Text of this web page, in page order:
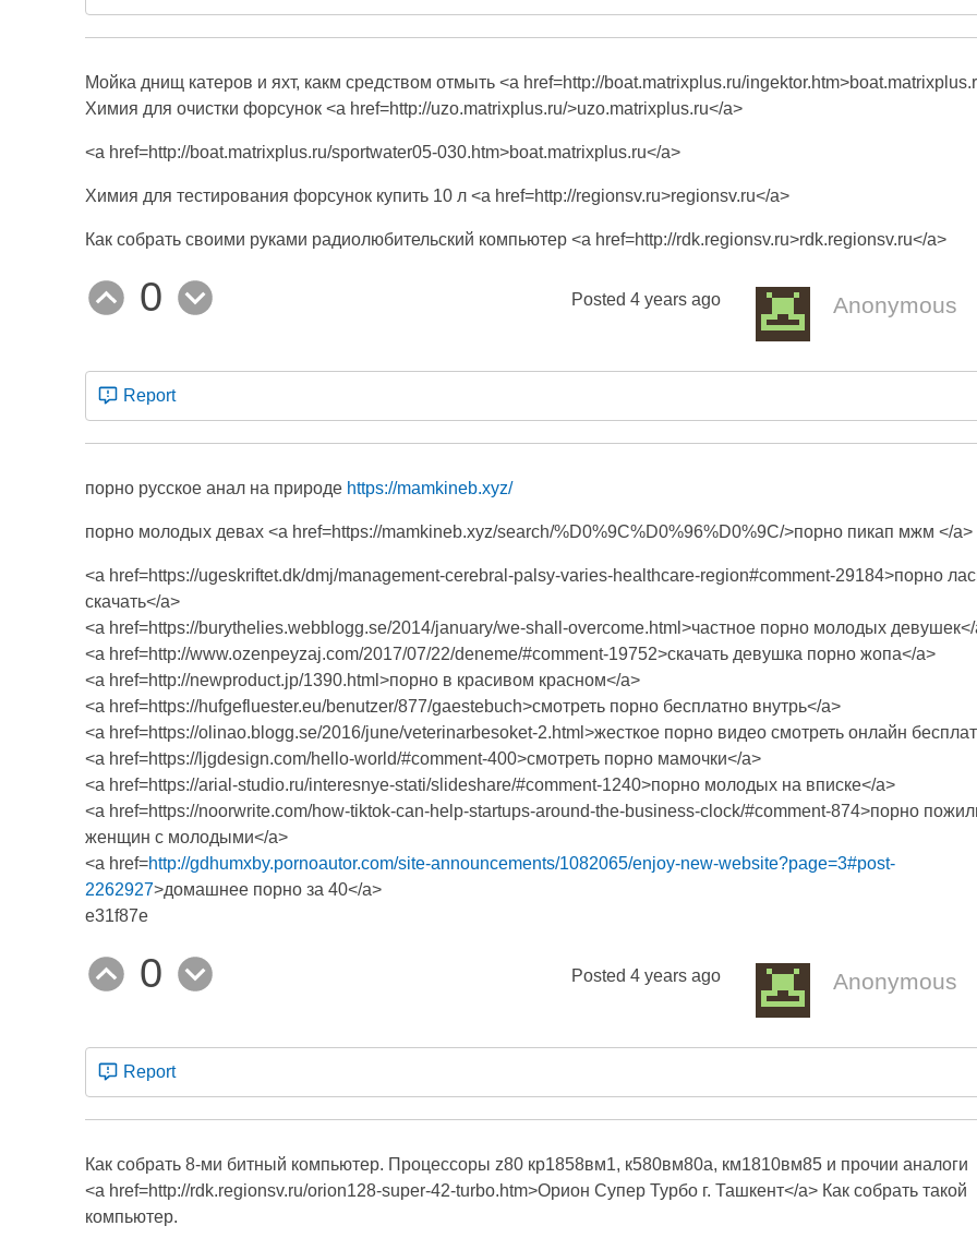
Мойка днищ катеров и яхт, какм средством отмыть <a href=http://boat.matrixplus.ru/
Химия для очистки форсунок <a href=http://uzo.matrixplus.ru/>uzo.matrixplus.ru</a>
<a href=http://boat.matrixplus.ru/sportwater05-030.htm>boat.matrixplus.ru</a>
Химия для тестирования форсунок купить 10 л <a href=http://regionsv.ru>regionsv.ru</a>
Как собрать своими руками радиолюбительский компьютер <a href=http://rdk.regionsv.ru>rdk.regionsv.ru</a>
0 Posted 4 years ago Anonymous
Report
порно русское анал на природе https://mamkineb.xyz/
порно молодых девах <a href=https://mamkineb.xyz/search/%D0%9C%D0%96%D0%9C/>порно пикап мжм </a>
<a href=https://ugeskriftet.dk/dmj/management-cerebral-palsy-varies-healthcare-region#comment-29184>порно
скачать</a>
<a href=https://burythelies.webblogg.se/2014/january/we-shall-overcome.html>частное порно молодых
<a href=http://www.ozenpeyzaj.com/2017/07/22/deneme/#comment-19752>скачать девушка порно жопа</a>
<a href=http://newproduct.jp/1390.html>порно в красивом красном</a>
<a href=https://hufgefluester.eu/benutzer/877/gaestebuch>смотреть порно бесплатно внутрь</a>
<a href=https://olinao.blogg.se/2016/june/veterinarbesoket-2.html>жесткое порно видео смотреть онлайн
<a href=https://ljgdesign.com/hello-world/#comment-400>смотреть порно мамочки</a>
<a href=https://arial-studio.ru/interesnye-stati/slideshare/#comment-1240>порно молодых на вписке</a>
<a href=https://noorwrite.com/how-tiktok-can-help-startups-around-the-business-clock/#comment-874>порно
женщин с молодыми</a>
<a href=http://gdhumxby.pornoautor.com/site-announcements/1082065/enjoy-new-website?page=3#post-
2262927>домашнее порно за 40</a>
e31f87e
0 Posted 4 years ago Anonymous
Report
Как собрать 8-ми битный компьютер. Процессоры z80 кр1858вм1, к580вм80а, км1810вм85 и прочии аналоги
<a href=http://rdk.regionsv.ru/orion128-super-42-turbo.htm>Орион Супер Турбо г. Ташкент</a> Как собрать такой
компьютер.